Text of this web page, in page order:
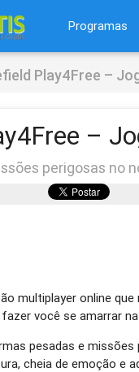
Programas
Play4Free –
–
perigosas no
multiplayer online
você se amarrar
pesadas e
cheia de emoção e